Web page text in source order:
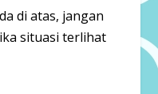
di atas, jangan
situasi terlihat